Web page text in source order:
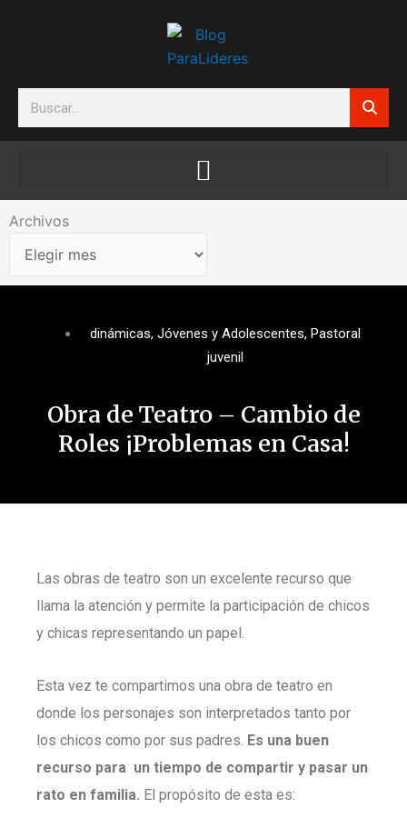
Search
Archivos
Archivos
dinámicas, Jóvenes y Adolescentes, Pastoral
juvenil
Obra de Teatro – Cambio de
Roles ¡Problemas en Casa!
Las obras de teatro son un excelente recurso que
llama la atención y permite la participación de chicos
y chicas representando un papel.
Esta vez te compartimos una obra de teatro en
donde los personajes son interpretados tanto por
los chicos como por sus padres. Es una buen
recurso para un tiempo de compartir y pasar un
rato en familia. El propósito de esta es: